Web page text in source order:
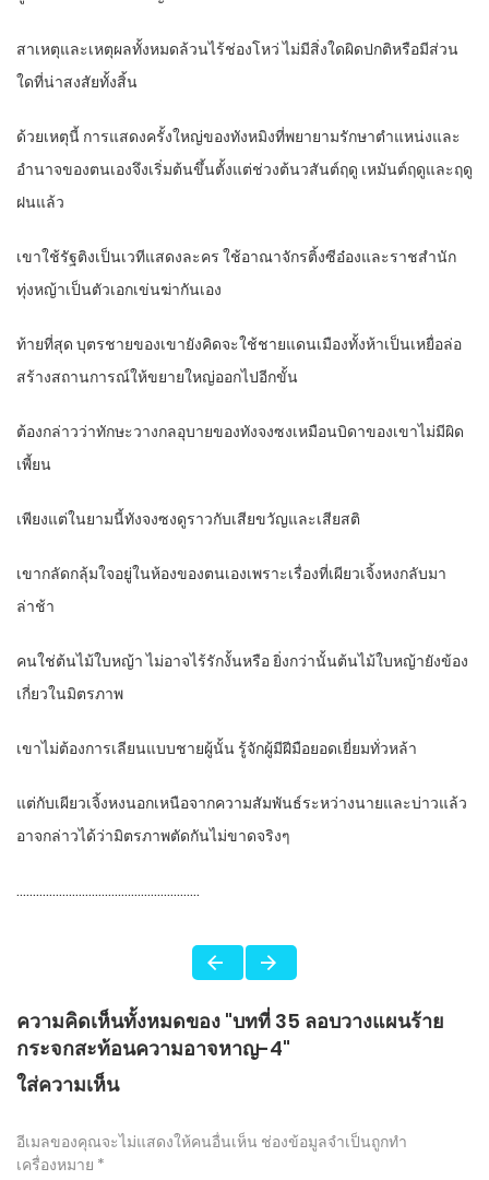
สาเหตุและเหตุผลทั้งหมดล้วนไร้ช่องโหว่ ไม่มีสิ่งใดผิดปกติหรือมีส่วน
ใดที่น่าสงสัยทั้งสิ้น
ด้วยเหตุนี้ การแสดงครั้งใหญ่ของทังหมิงที่พยายามรักษาตำแหน่งและ
อำนาจของตนเองจึงเริ่มต้นขึ้นตั้งแต่ช่วงต้นวสันต์ฤดู เหมันต์ฤดูและฤดู
ฝนแล้ว
เขาใช้รัฐติงเป็นเวทีแสดงละคร ใช้อาณาจักรติ้งซีอ๋องและราชสำนัก
ทุ่งหญ้าเป็นตัวเอกเข่นฆ่ากันเอง
ท้ายที่สุด บุตรชายของเขายังคิดจะใช้ชายแดนเมืองทั้งห้าเป็นเหยื่อล่อ
สร้างสถานการณ์ให้ขยายใหญ่ออกไปอีกขั้น
ต้องกล่าวว่าทักษะวางกลอุบายของทังจงซงเหมือนบิดาของเขาไม่มีผิด
เพี้ยน
เพียงแต่ในยามนี้ทังจงซงดูราวกับเสียขวัญและเสียสติ
เขากลัดกลุ้มใจอยู่ในห้องของตนเองเพราะเรื่องที่เผียวเจิ้งหงกลับมา
ล่าช้า
คนใช่ต้นไม้ใบหญ้า ไม่อาจไร้รักงั้นหรือ ยิ่งกว่านั้นต้นไม้ใบหญ้ายังข้อง
เกี่ยวในมิตรภาพ
เขาไม่ต้องการเลียนแบบชายผู้นั้น รู้จักผู้มีฝีมือยอดเยี่ยมทั่วหล้า
แต่กับเผียวเจิ้งหงนอกเหนือจากความสัมพันธ์ระหว่างนายและบ่าวแล้ว
อาจกล่าวได้ว่ามิตรภาพตัดกันไม่ขาดจริงๆ
………………………………………………..
ความคิดเห็นทั้งหมดของ "บทที่ 35 ลอบวางแผนร้าย
กระจกสะท้อนความอาจหาญ-4"
ใส่ความเห็น
อีเมลของคุณจะไม่แสดงให้คนอื่นเห็น ช่องข้อมูลจำเป็นถูกทำ
เครื่องหมาย *